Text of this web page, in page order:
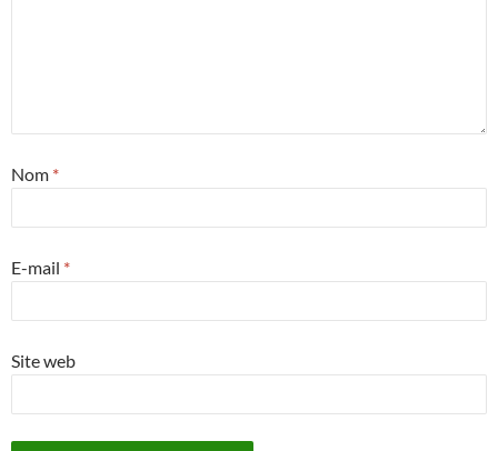
Nom *
E-mail *
Site web